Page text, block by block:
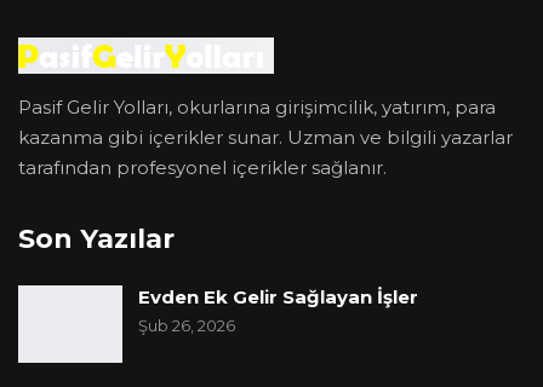
Pasif Gelir Yolları, okurlarına girişimcilik, yatırım, para
kazanma gibi içerikler sunar. Uzman ve bilgili yazarlar
tarafından profesyonel içerikler sağlanır.
Son Yazılar
Evden Ek Gelir Sağlayan İşler
Şub 26, 2026